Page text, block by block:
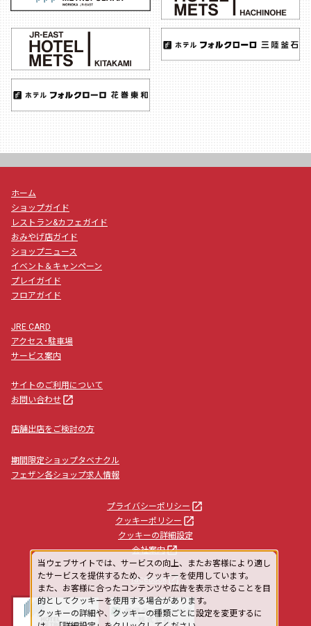
ホーム
ショップガイド
レストラン&カフェガイド
おみやげ店ガイド
ショップニュース
イベント＆キャンペーン
プレイガイド
フロアガイド
JRE CARD
アクセス･駐車場
サービス案内
サイトのご利用について
お問い合わせ launch
店舗出店をご検討の方
期間限定ショップタベナクル
フェザン各ショップ求人情報
プライバシーポリシー launch
クッキーポリシー launch
クッキーの詳細設定
会社案内launch
facebooklaunch
当ウェブサイトでは、サービスの向上、またお客様により適し
たサービスを提供するため、クッキーを使用しています。
また、お客様に合ったコンテンツや広告を表示させることを目
的としてクッキーを使用する場合があります。
クッキーの詳細や、クッキーの種類ごとに設定を変更するに